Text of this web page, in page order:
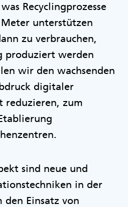
Recyclingprozesse
unterstützen
zu verbrauchen,
produziert werden
wir den wachsenden
digitaler
reduzieren, zum
sind neue und
in der
Einsatz von